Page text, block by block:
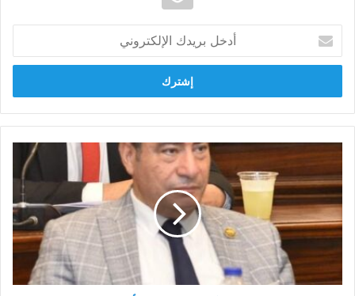
بريدك
الإلكتروني
مجاهد
نصار:
وقف
آلة
الحرب
الإسرائيلية
في
المنطقة
السبيل